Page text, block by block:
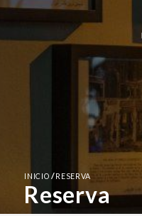
INICIO/ RESERVA
Reserva